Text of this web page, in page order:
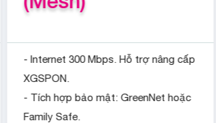
- Internet 300 Mbps. Hỗ trợ nâng cấp
XGSPON.
- Tích hợp bảo mật: GreenNet hoặc
Family Safe.